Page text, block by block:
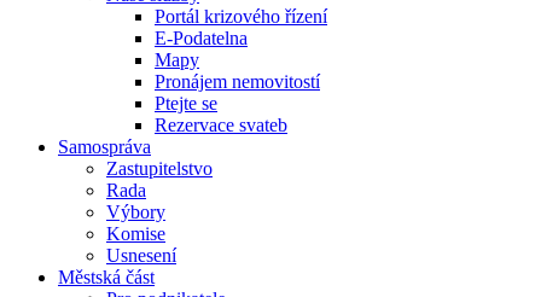
Portál krizového řízení
E-Podatelna
Mapy
Pronájem nemovitostí
Ptejte se
Rezervace svateb
Samospráva
Zastupitelstvo
Rada
Výbory
Komise
Usnesení
Městská část